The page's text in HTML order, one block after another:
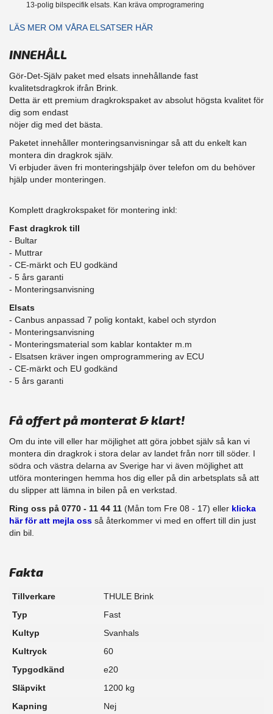
13-polig bilspecifik elsats. Kan kräva omprogramering
LÄS MER OM VÅRA ELSATSER HÄR
INNEHÅLL
Gör-Det-Själv paket med elsats innehållande fast
kvalitetsdragkrok ifrån Brink.
Detta är ett premium dragkrokspaket av absolut högsta kvalitet för
dig som endast
nöjer dig med det bästa.
Paketet innehåller monteringsanvisningar så att du enkelt kan
montera din dragkrok själv.
Vi erbjuder även fri monteringshjälp över telefon om du behöver
hjälp under monteringen.
Komplett dragkrokspaket för montering inkl:
Fast dragkrok till
- Bultar
- Muttrar
- CE-märkt och EU godkänd
​- 5 års garanti
- Monteringsanvisning
Elsats
- Canbus anpassad 7 polig kontakt, kabel och styrdon
- Monteringsanvisning
- Monteringsmaterial som kablar kontakter m.m
- Elsatsen kräver ingen omprogrammering av ECU
- CE-märkt och EU godkänd
​- 5 års garanti
Få offert på monterat & klart!
Om du inte vill eller har möjlighet att göra jobbet själv så kan vi
montera din dragkrok i stora delar av landet från norr till söder. I
södra och västra delarna av Sverige har vi även möjlighet att
utföra monteringen hemma hos dig eller på din arbetsplats så att
du slipper att lämna in bilen på en verkstad.
Ring oss på 0770 - 11 44 11 (Mån tom Fre 08 - 17) eller klicka
här för att mejla oss så återkommer vi med en offert till din just
din bil.
Fakta
Tillverkare
THULE Brink
Typ
Fast
Kultyp
Svanhals
Kultryck
60
Typgodkänd
e20
Släpvikt
1200 kg
Kapning
Nej